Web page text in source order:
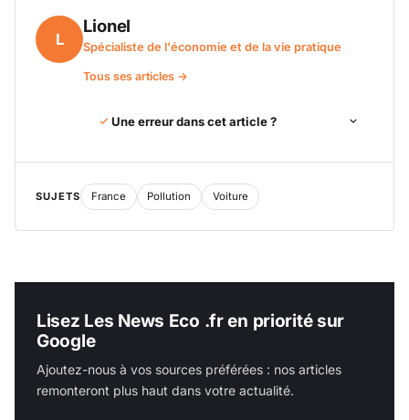
L
Lionel
Spécialiste de l'économie et de la vie pratique
Tous ses articles →
Une erreur dans cet article ?
SUJETS France Pollution Voiture
Lisez Les News Eco .fr en priorité sur
Google
Ajoutez-nous à vos sources préférées : nos articles
remonteront plus haut dans votre actualité.